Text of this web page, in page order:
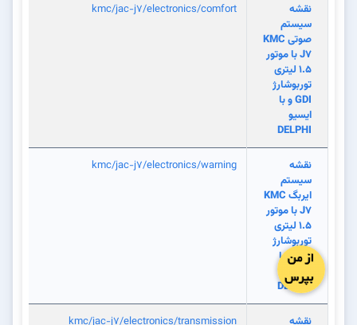
نقشه
سیستم
صوتی KMC
J7 با موتور
1.5 لیتری
توربوشارژ
GDI و با
ایسیو
DELPHI
kmc/jac-j7/electronics/comfort
نقشه
سیستم
ایربگ KMC
J7 با موتور
1.5 لیتری
توربوشارژ
GDI و با
DELPHI
kmc/jac-j7/electronics/warning
نقشه kmc/jac-j7/electronics/transmission